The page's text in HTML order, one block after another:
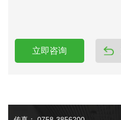
立即咨询